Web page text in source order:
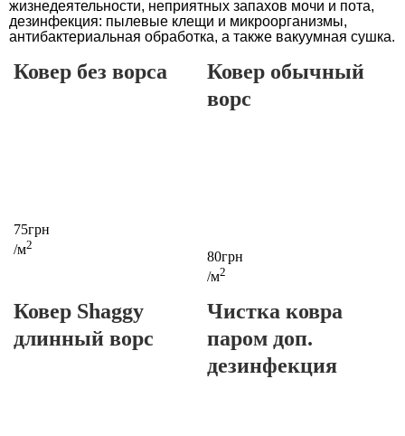
жизнедеятельности, неприятных запахов мочи и пота,
дезинфекция: пылевые клещи и микроорганизмы,
антибактериальная обработка, а также вакуумная сушка.
Ковер без ворса
75грн
/м2
Ковер обычный
ворс
80грн
/м2
Ковер Shaggy
длинный ворс
Чистка ковра
паром доп.
дезинфекция